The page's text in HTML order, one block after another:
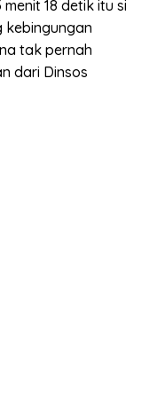
18 detik itu si
kebingungan
tak pernah
dari Dinsos